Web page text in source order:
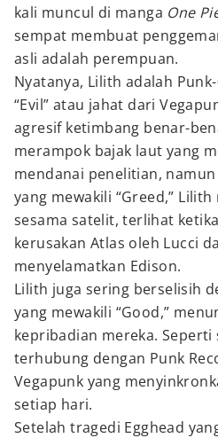
kali muncul di manga One
sempat membuat
asli adalah perempuan.
Nyatanya, Lilith adalah
“Evil” atau jahat dari
agresif ketimbang benar-
merampok bajak laut yang
mendanai penelitian,
yang mewakili “Greed,”
sesama satelit, terlihat
kerusakan Atlas oleh Lucci
menyelamatkan Edison.
Lilith juga sering berselisih
yang mewakili “Good,”
kepribadian mereka.
terhubung dengan Punk
Vegapunk yang
setiap hari.
Setelah tragedi Egghead